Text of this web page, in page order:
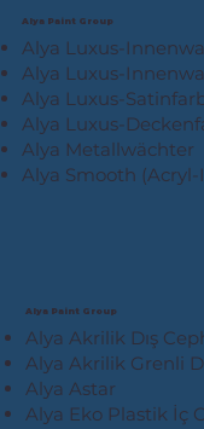
Alya Paint Group
Alya Akrilik Dış
Alya Akrilik Grenli
Alya Astar
Alya Eko Plastik İç
Alya Paint Group
Alya Luxus-
Alya Luxus-
Alya Luxus-
Alya Luxus-
Alya Metallwächter
Alya Smooth